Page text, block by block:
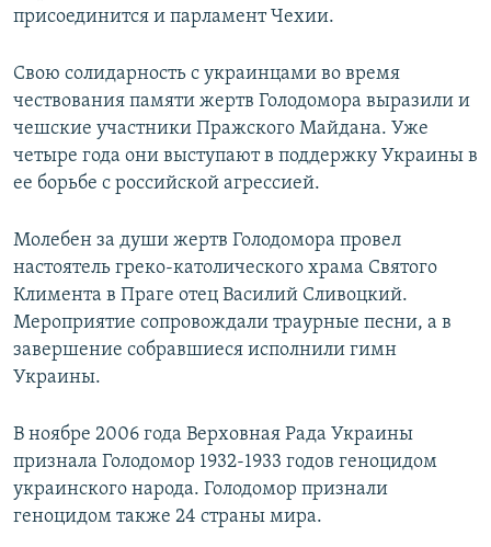
присоединится и парламент Чехии.
Свою солидарность с украинцами во время
чествования памяти жертв Голодомора выразили и
чешские участники Пражского Майдана. Уже
четыре года они выступают в поддержку Украины в
ее борьбе с российской агрессией.
Молебен за души жертв Голодомора провел
настоятель греко-католического храма Святого
Климента в Праге отец Василий Сливоцкий.
Мероприятие сопровождали траурные песни, а в
завершение собравшиеся исполнили гимн
Украины.
В ноябре 2006 года Верховная Рада Украины
признала Голодомор 1932-1933 годов геноцидом
украинского народа. Голодомор признали
геноцидом также 24 страны мира.